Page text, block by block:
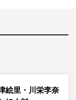
小説『カムカム
白石萌音、深
絵里・川栄李奈